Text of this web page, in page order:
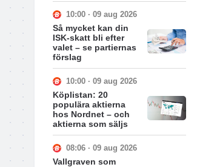
10:00 · 09 aug 2026
Så mycket kan din
ISK-skatt bli efter
valet – se partiernas
förslag
10:00 · 09 aug 2026
Köplistan: 20
populära aktierna
hos Nordnet – och
aktierna som säljs
08:06 · 09 aug 2026
Vallgraven som